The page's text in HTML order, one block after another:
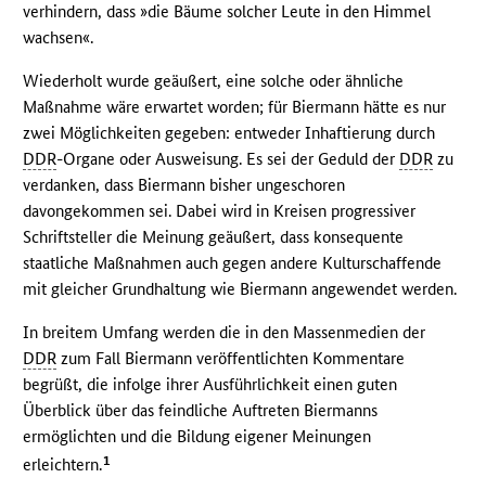
verhindern, dass »die Bäume solcher Leute in den Himmel
wachsen«.
Wiederholt wurde geäußert, eine solche oder ähnliche
Maßnahme wäre erwartet worden; für Biermann hätte es nur
zwei Möglichkeiten gegeben: entweder Inhaftierung durch
DDR-Organe oder Ausweisung. Es sei der Geduld der DDR zu
verdanken, dass Biermann bisher ungeschoren
davongekommen sei. Dabei wird in Kreisen progressiver
Schriftsteller die Meinung geäußert, dass konsequente
staatliche Maßnahmen auch gegen andere Kulturschaffende
mit gleicher Grundhaltung wie Biermann angewendet werden.
In breitem Umfang werden die in den Massenmedien der
DDR zum Fall Biermann veröffentlichten Kommentare
begrüßt, die infolge ihrer Ausführlichkeit einen guten
Überblick über das feindliche Auftreten Biermanns
ermöglichten und die Bildung eigener Meinungen
erleichtern.1